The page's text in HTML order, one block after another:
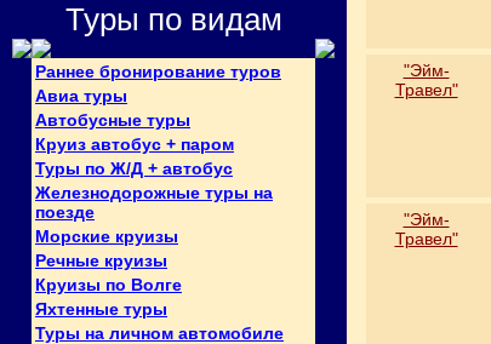
Туры по видам
Раннее бронирование туров
Авиа туры
Автобусные туры
Круиз автобус + паром
Туры по Ж/Д + автобус
Железнодорожные туры на
поезде
Морские круизы
Речные круизы
Круизы по Волге
Яхтенные туры
Туры на личном автомобиле
"Эйм-
Травел"
"Эйм-
Травел"